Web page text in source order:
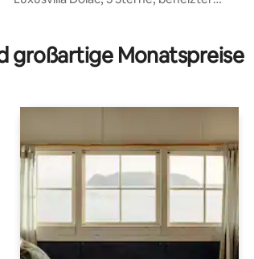
großartige Monatspreise